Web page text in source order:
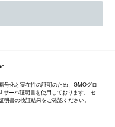
号化と実在性の証明のため、GMOグロ
サーバ証明書を使用しております。 セ
明書の検証結果をご確認ください。